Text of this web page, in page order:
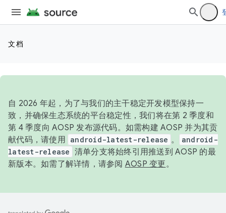
文档
自 2026 年起，为了与我们的主干稳定开发模型保持一
致，并确保生态系统的平台稳定性，我们将在第 2 季度和
第 4 季度向 AOSP 发布源代码。如需构建 AOSP 并为其贡
献代码，请使用 android-latest-release 。
android-
latest-release 清单分支将始终引用推送到 AOSP 的最
新版本。如需了解详情，请参阅 AOSP 变更。